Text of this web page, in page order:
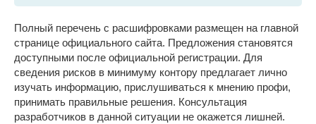
Полный перечень с расшифровками размещен на главной
странице официального сайта. Предложения становятся
доступными после официальной регистрации. Для
сведения рисков в минимуму контору предлагает лично
изучать информацию, прислушиваться к мнению профи,
принимать правильные решения. Консультация
разработчиков в данной ситуации не окажется лишней.